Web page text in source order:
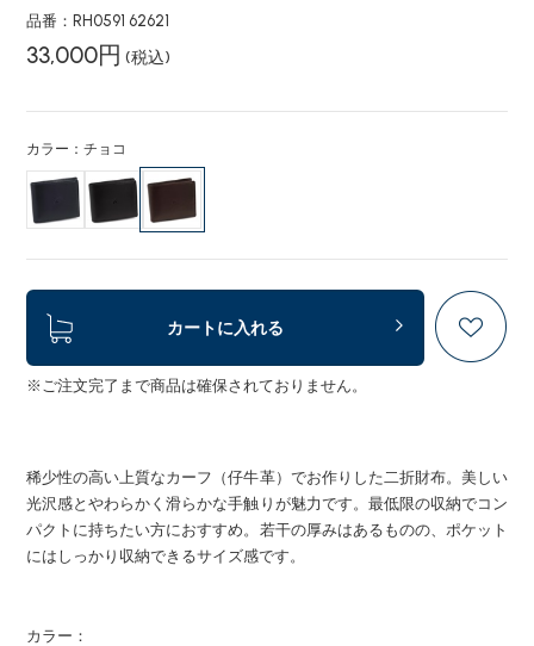
品番：RH0591 62621
33,000円 (税込)
カラー：チョコ
カートに入れる
※ご注文完了まで商品は確保されておりません。
稀少性の高い上質なカーフ（仔牛革）でお作りした二折財布。美しい
光沢感とやわらかく滑らかな手触りが魅力です。最低限の収納でコン
パクトに持ちたい方におすすめ。若干の厚みはあるものの、ポケット
にはしっかり収納できるサイズ感です。
カラー：